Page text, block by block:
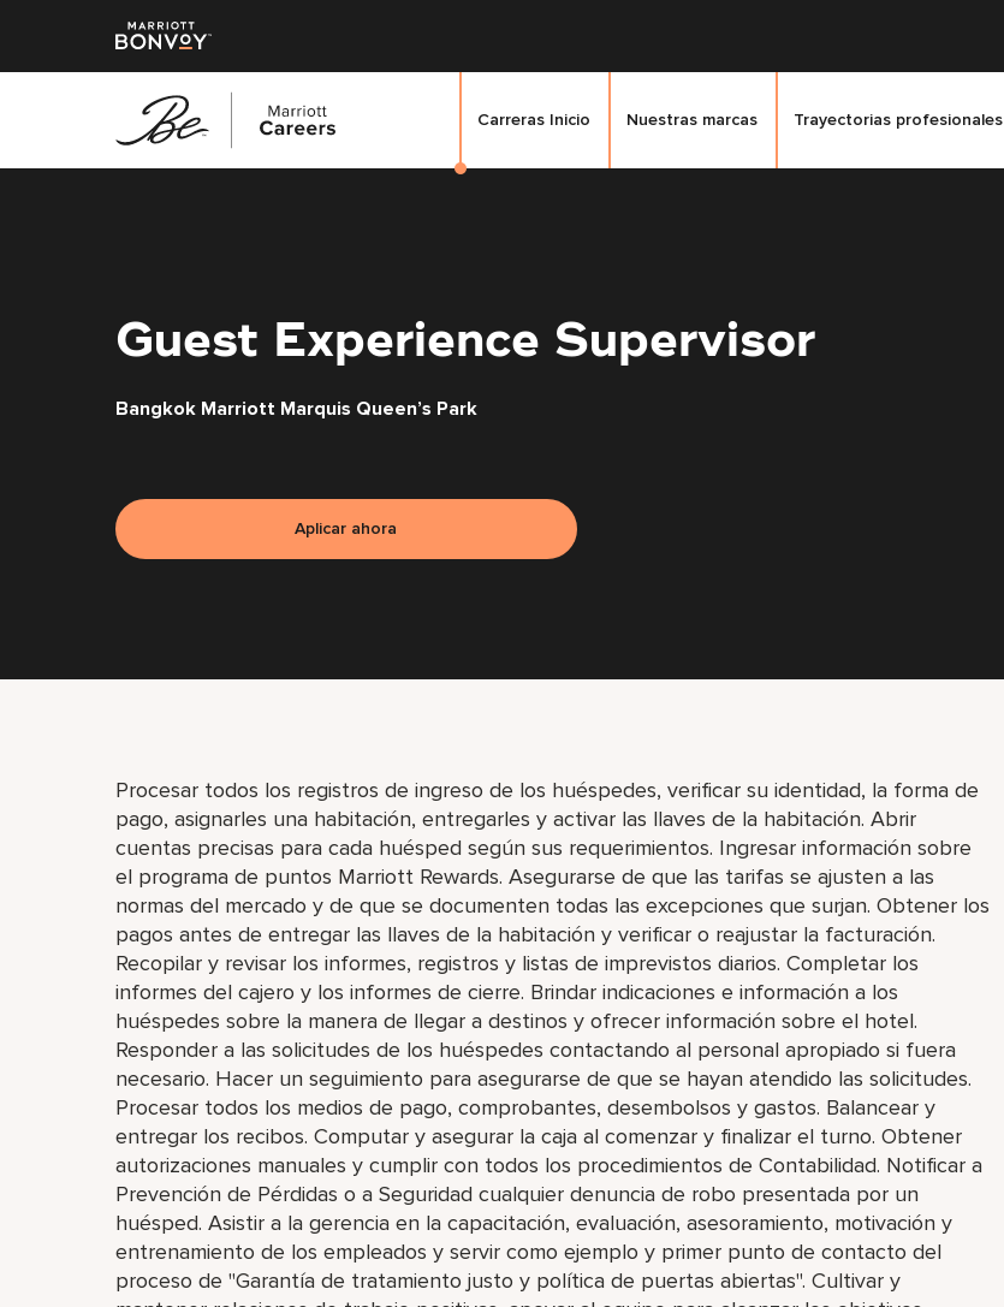
Carreras Inicio Nuestras marcas Trayectorias profesionales
Guest Experience Supervisor
Bangkok Marriott Marquis Queen’s Park
Aplicar ahora
Procesar todos los registros de ingreso de los huéspedes, verificar su identidad, la forma de
pago, asignarles una habitación, entregarles y activar las llaves de la habitación. Abrir
cuentas precisas para cada huésped según sus requerimientos. Ingresar información sobre
el programa de puntos Marriott Rewards. Asegurarse de que las tarifas se ajusten a las
normas del mercado y de que se documenten todas las excepciones que surjan. Obtener los
pagos antes de entregar las llaves de la habitación y verificar o reajustar la facturación.
Recopilar y revisar los informes, registros y listas de imprevistos diarios. Completar los
informes del cajero y los informes de cierre. Brindar indicaciones e información a los
huéspedes sobre la manera de llegar a destinos y ofrecer información sobre el hotel.
Responder a las solicitudes de los huéspedes contactando al personal apropiado si fuera
necesario. Hacer un seguimiento para asegurarse de que se hayan atendido las solicitudes.
Procesar todos los medios de pago, comprobantes, desembolsos y gastos. Balancear y
entregar los recibos. Computar y asegurar la caja al comenzar y finalizar el turno. Obtener
autorizaciones manuales y cumplir con todos los procedimientos de Contabilidad. Notificar a
Prevención de Pérdidas o a Seguridad cualquier denuncia de robo presentada por un
huésped. Asistir a la gerencia en la capacitación, evaluación, asesoramiento, motivación y
entrenamiento de los empleados y servir como ejemplo y primer punto de contacto del
proceso de "Garantía de tratamiento justo y política de puertas abiertas". Cultivar y